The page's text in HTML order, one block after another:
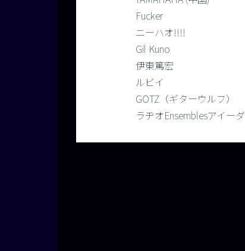
Fucker
ニーハオ!!!!
Gil Kuno
伊東篤宏
ルビイ
GOTZ（ギターウルフ）
ラヂオEnsemblesアイーダ